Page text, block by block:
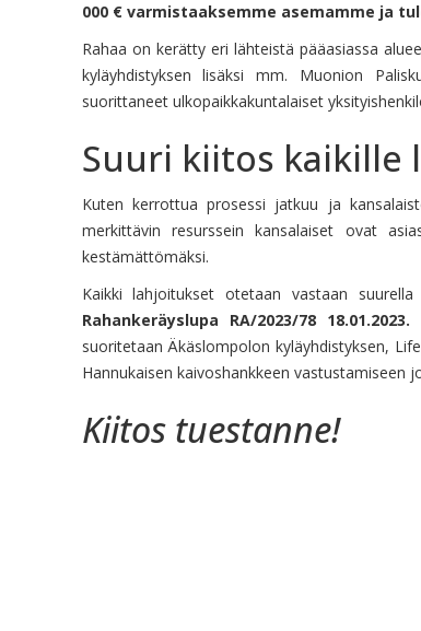
000 € varmistaaksemme asemamme ja
Rahaa on kerätty eri lähteistä pääasiassa
kyläyhdistyksen lisäksi mm. Muonion
suorittaneet ulkopaikkakuntalaiset
Suuri kiitos kaikille
Kuten kerrottua prosessi jatkuu ja
merkittävin resurssein kansalaiset ovat
kestämättömäksi.
Kaikki lahjoitukset otetaan vastaan
Rahankeräyslupa RA/2023/78
suoritetaan Äkäslompolon kyläyhdistyksen,
Hannukaisen kaivoshankkeen vastustamiseen
Kiitos tuestanne!